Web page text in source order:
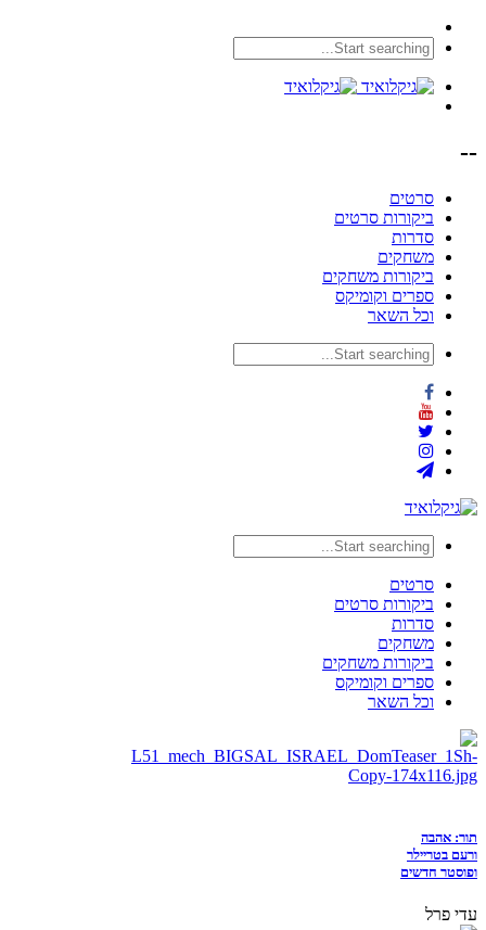
--
סרטים
ביקורות סרטים
סדרות
משחקים
ביקורות משחקים
ספרים וקומיקס
וכל השאר
סרטים
ביקורות סרטים
סדרות
משחקים
ביקורות משחקים
ספרים וקומיקס
וכל השאר
תור: אהבה
ורעם בטריילר
ופוסטר חדשים
עדי פרל